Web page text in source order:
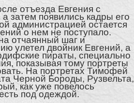
отъезда Евгения с
затем появились кадры его
администрацией остается
о нем не поступало.
отчаянный шаг и
улетел двойник Евгений, а
пираты, специально
показывая тому портреты
На портретах Тимофей
Черной Бороды, Рузвельта,
как уже повелось
под одеждой.